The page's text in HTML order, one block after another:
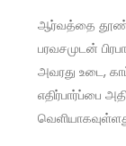
ஆர்வத்தை
பரவசமுடன்
அவரது உடை,
எதிர்பார்ப்பை